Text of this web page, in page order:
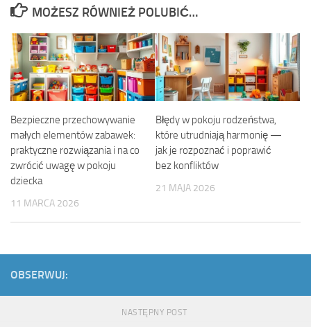
MOŻESZ RÓWNIEŻ POLUBIĆ…
Bezpieczne przechowywanie
małych elementów zabawek:
praktyczne rozwiązania i na co
zwrócić uwagę w pokoju
dziecka
11 MARCA 2026
Błędy w pokoju rodzeństwa,
które utrudniają harmonię —
jak je rozpoznać i poprawić
bez konfliktów
21 MAJA 2026
OBSERWUJ:
NASTĘPNY POST